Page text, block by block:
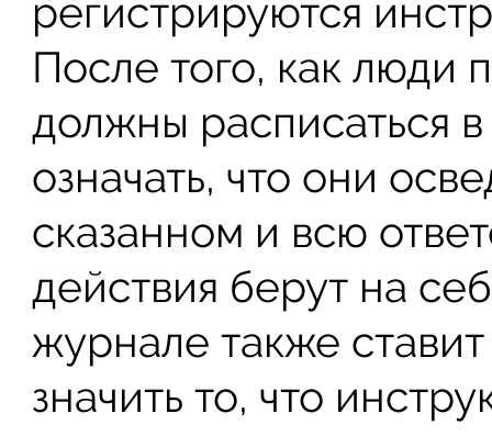
регистрируются
После того, как люди
должны расписаться
означать, что они
сказанном и всю
действия берут на
журнале также
значить то, что